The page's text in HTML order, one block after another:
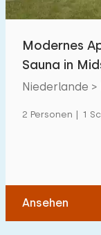
Entfernungen
Von Midsland
Zum Meer(max.
1 2
Modernes
Sauna in
Niederlande >
2 Personen | 1
Ansehen